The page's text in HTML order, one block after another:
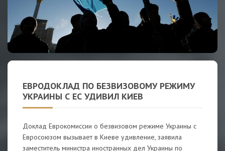
ЕВРОДОКЛАД ПО БЕЗВИЗОВОМУ РЕЖИМУ
УКРАИНЫ С ЕС УДИВИЛ КИЕВ
Доклад Еврокомиссии о безвизовом режиме Украины с
Евросоюзом вызывает в Киеве удивление, заявила
заместитель министра иностранных дел Украины по